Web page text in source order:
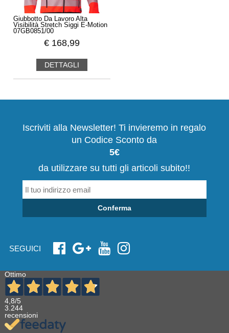
Giubbotto Da Lavoro Alta
Visibilità Stretch Siggi E-Motion
07GB0851/00
€ 168,99
DETTAGLI
Iscriviti alla Newsletter! Ti invieremo in regalo
un Codice Sconto da
5€
da utilizzare su tutti gli articoli subito!!
Conferma
SEGUICI
Ottimo
4,8/5
3.244
recensioni